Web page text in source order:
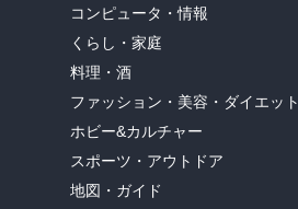
コンピュータ・情報
くらし・家庭
料理・酒
ファッション・美容・ダイエット
ホビー&カルチャー
スポーツ・アウトドア
地図・ガイド